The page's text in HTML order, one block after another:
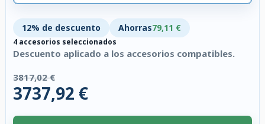
12% de descuento Ahorras79,11 €
4 accesorios seleccionados
Descuento aplicado a los accesorios compatibles.
3817,02 €
3737,92 €